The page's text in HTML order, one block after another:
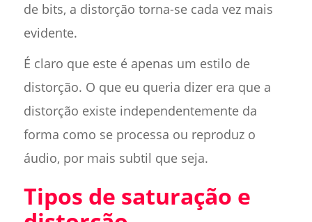
de bits, a distorção torna-se cada vez mais
evidente.
É claro que este é apenas um estilo de
distorção. O que eu queria dizer era que a
distorção existe independentemente da
forma como se processa ou reproduz o
áudio, por mais subtil que seja.
Tipos de saturação e